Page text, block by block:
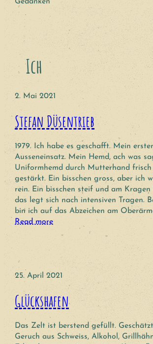
Ich
2. Mai 2021
Stefan Düsentrieb
1979. Ich habe es geschafft. Mein erster
Ausseneinsatz. Mein Hemd, ach was
Uniformhemd durch Mutterhand
gestärkt. Ein bisschen gross, aber ich
rein. Ein bisschen steif und am Kragen
das legt sich nach intensiven Tragen.
bin ich auf das Abzeichen am
Read more
25. April 2021
Glückshafen
Das Zelt ist berstend gefüllt.
Geruch aus Schweiss, Alkohol,